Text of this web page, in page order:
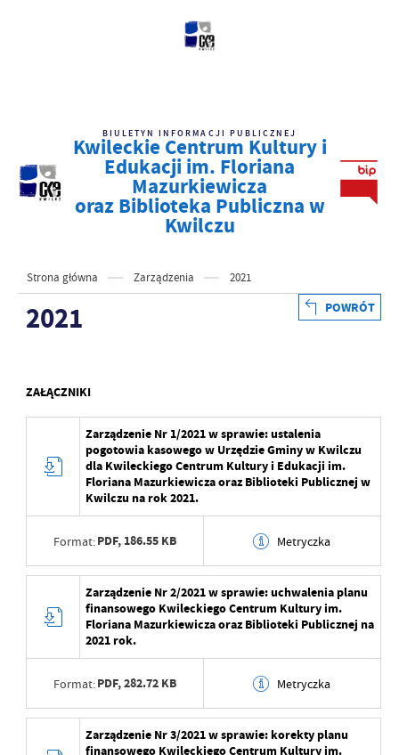
BIULETYN INFORMACJI PUBLICZNEJ
Kwileckie Centrum Kultury i
Edukacji im. Floriana
Mazurkiewicza
oraz Biblioteka Publiczna w
Kwilczu
Strona główna Zarządzenia 2021
2021 POWRÓT
ZAŁĄCZNIKI
Zarządzenie Nr 1/2021 w sprawie: ustalenia
pogotowia kasowego w Urzędzie Gminy w Kwilczu
dla Kwileckiego Centrum Kultury i Edukacji im.
Floriana Mazurkiewicza oraz Biblioteki Publicznej w
Kwilczu na rok 2021.
Format:PDF, 186.55 KB Metryczka
Wytworzył Piotr Ratajczak
Opublikował Piotr Ratajczak
Data ostatniej
aktualizacji
2023-02-15 10:01:09
Zarządzenie Nr 2/2021 w sprawie: uchwalenia planu
finansowego Kwileckiego Centrum Kultury im.
Floriana Mazurkiewicza oraz Biblioteki Publicznej na
2021 rok.
Format:PDF,282.72 KB Metryczka
Zarządzenie Nr 3/2021 w sprawie: korekty planu
finansowego Kwileckiego Centrum Kultury im.